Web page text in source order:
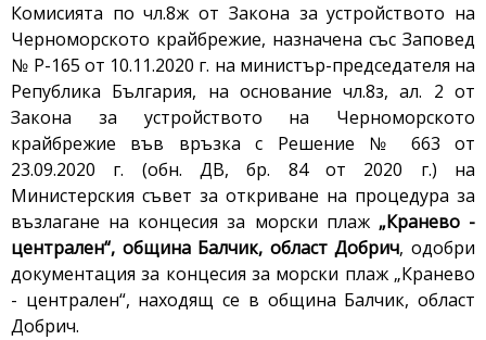
Комисията по чл.8ж от Закона за устройството на
Черноморското крайбрежие, назначена със Заповед
№ Р-165 от 10.11.2020 г. на министър-председателя на
Република България, на основание чл.8з, ал. 2 от
Закона за устройството на Черноморското
крайбрежие във връзка с Решение № 663 от
23.09.2020 г. (обн. ДВ, бр. 84 от 2020 г.) на
Министерския съвет за откриване на процедура за
възлагане на концесия за морски плаж „Кранево -
централен“, община Балчик, област Добрич, одобри
документация за концесия за морски плаж „Кранево
- централен“, находящ се в община Балчик, област
Добрич.